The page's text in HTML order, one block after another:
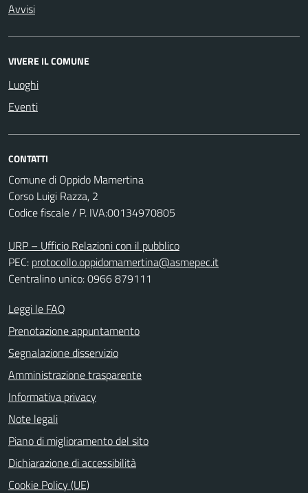
Avvisi
VIVERE IL COMUNE
Luoghi
Eventi
CONTATTI
Comune di Oppido Mamertina
Corso Luigi Razza, 2
Codice fiscale / P. IVA:00134970805
URP – Ufficio Relazioni con il pubblico
PEC: protocollo.oppidomamertina@asmepec.it
Centralino unico: 0966 879111
Leggi le FAQ
Prenotazione appuntamento
Segnalazione disservizio
Amministrazione trasparente
Informativa privacy
Note legali
Piano di miglioramento del sito
Dichiarazione di accessibilità
Cookie Policy (UE)